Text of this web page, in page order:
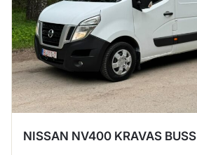
NISSAN NV400 KRAVAS BUSS